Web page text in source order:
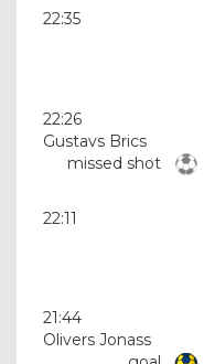
22:35
22:26
Gustavs Brics
missed shot
22:11
21:44
Olivers Jonass